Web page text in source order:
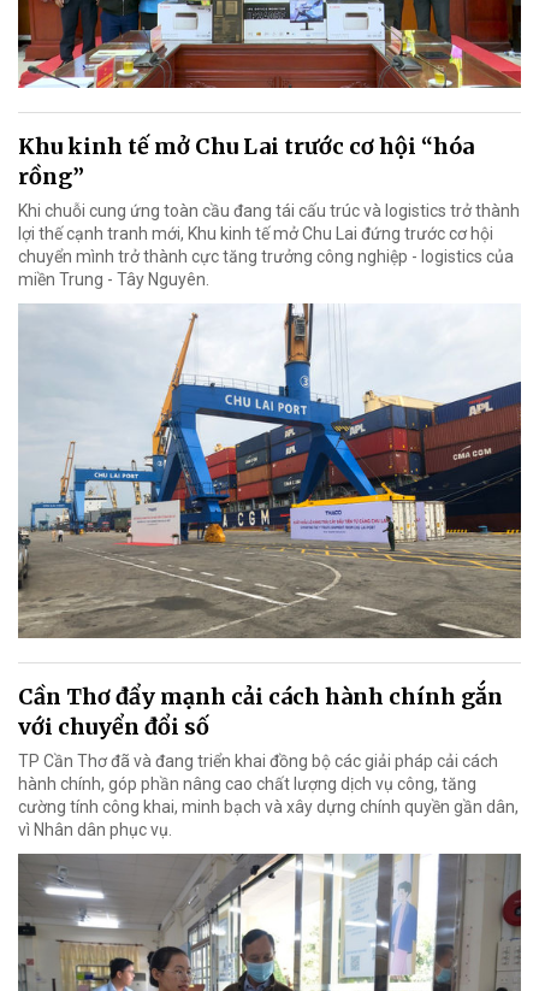
Khu kinh tế mở Chu Lai trước cơ hội “hóa
rồng”
Khi chuỗi cung ứng toàn cầu đang tái cấu trúc và logistics trở thành
lợi thế cạnh tranh mới, Khu kinh tế mở Chu Lai đứng trước cơ hội
chuyển mình trở thành cực tăng trưởng công nghiệp - logistics của
miền Trung - Tây Nguyên.
Cần Thơ đẩy mạnh cải cách hành chính gắn
với chuyển đổi số
TP Cần Thơ đã và đang triển khai đồng bộ các giải pháp cải cách
hành chính, góp phần nâng cao chất lượng dịch vụ công, tăng
cường tính công khai, minh bạch và xây dựng chính quyền gần dân,
vì Nhân dân phục vụ.